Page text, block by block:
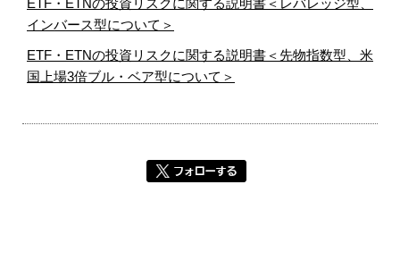
インバース型について＞
ETF・ETNの投資リスクに関する説明書＜先物指数型、米
国上場3倍ブル・ベア型について＞